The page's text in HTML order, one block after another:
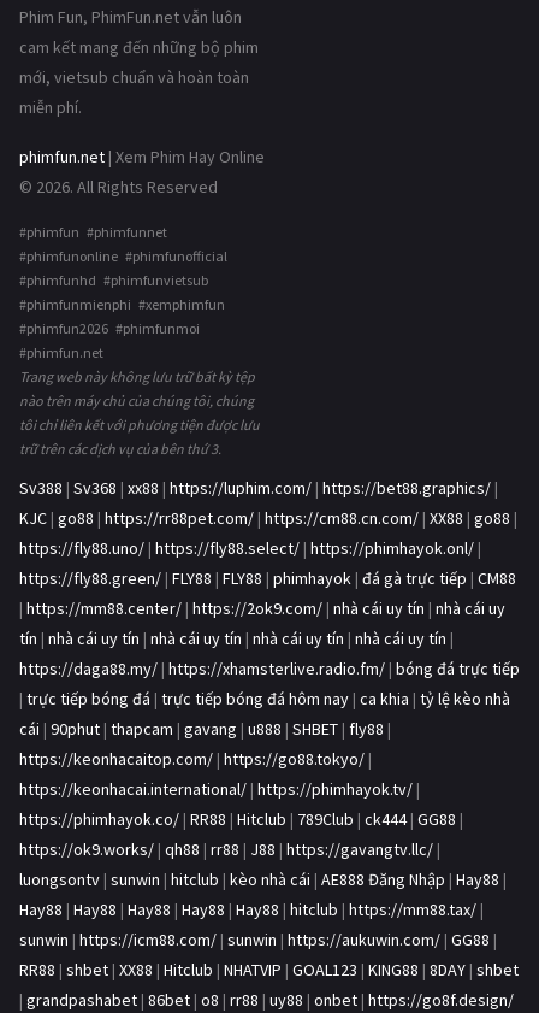
Phim Fun, PhimFun.net vẫn luôn
cam kết mang đến những bộ phim
mới, vietsub chuẩn và hoàn toàn
miễn phí.
phimfun.net | Xem Phim Hay Online
© 2026. All Rights Reserved
#phimfun #phimfunnet
#phimfunonline #phimfunofficial
#phimfunhd #phimfunvietsub
#phimfunmienphi #xemphimfun
#phimfun2026 #phimfunmoi
#phimfun.net
Trang web này không lưu trữ bất kỳ tệp
nào trên máy chủ của chúng tôi, chúng
tôi chỉ liên kết với phương tiện được lưu
trữ trên các dịch vụ của bên thứ 3.
Sv388 | Sv368 | xx88 | https://luphim.com/ | https://bet88.graphics/ |
KJC | go88 | https://rr88pet.com/ | https://cm88.cn.com/ | XX88 | go88 |
https://fly88.uno/ | https://fly88.select/ | https://phimhayok.onl/ |
https://fly88.green/ | FLY88 | FLY88 | phimhayok | đá gà trực tiếp | CM88
| https://mm88.center/ | https://2ok9.com/ | nhà cái uy tín | nhà cái uy
tín | nhà cái uy tín | nhà cái uy tín | nhà cái uy tín | nhà cái uy tín |
https://daga88.my/ | https://xhamsterlive.radio.fm/ | bóng đá trực tiếp
| trực tiếp bóng đá | trực tiếp bóng đá hôm nay | ca khia | tỷ lệ kèo nhà
cái | 90phut | thapcam | gavang | u888 | SHBET | fly88 |
https://keonhacaitop.com/ | https://go88.tokyo/ |
https://keonhacai.international/ | https://phimhayok.tv/ |
https://phimhayok.co/ | RR88 | Hitclub | 789Club | ck444| GG88 |
https://ok9.works/ | qh88 | rr88 | J88 | https://gavangtv.llc/ |
luongsontv | sunwin | hitclub | kèo nhà cái | AE888 Đăng Nhập | Hay88 |
Hay88 | Hay88 | Hay88 | Hay88 | Hay88 | hitclub | https://mm88.tax/ |
sunwin | https://icm88.com/ | sunwin | https://aukuwin.com/ | GG88 |
RR88 | shbet | XX88 | Hitclub | NHATVIP | GOAL123 | KING88 | 8DAY | shbet
| grandpashabet | 86bet | o8 | rr88 | uy88 | onbet | https://go8f.design/